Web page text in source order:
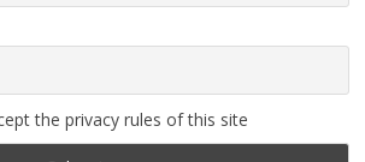
the privacy rules of this site